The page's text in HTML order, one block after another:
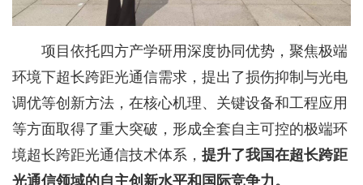
项目依托四方产学研用深度协同优势，聚焦极端
环境下超长跨距光通信需求，提出了损伤抑制与光电
调优等创新方法，在核心机理、关键设备和工程应用
等方面取得了重大突破，形成全套自主可控的极端环
境超长跨距光通信技术体系， 提升了我国在超长跨距
光通信领域的自主创新水平和国际竞争力。